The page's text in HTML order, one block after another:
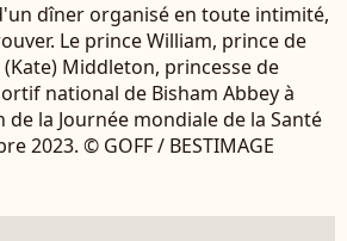
dîner organisé en toute intimité,
Le prince William, prince de
Middleton, princesse de
national de Bisham Abbey à
de la Journée mondiale de la Santé
2023. © GOFF / BESTIMAGE